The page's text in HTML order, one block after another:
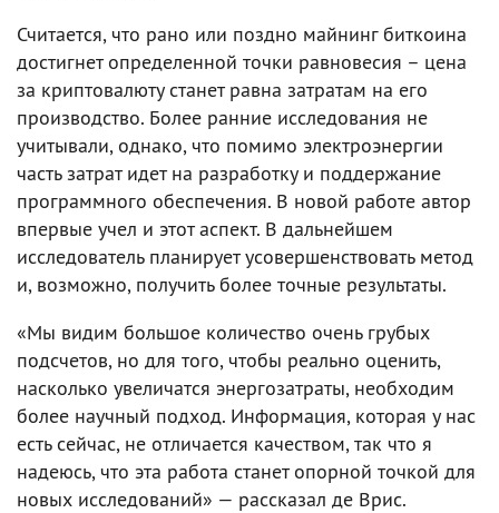
Считается, что рано или поздно майнинг биткоина
достигнет определенной точки равновесия – цена
за криптовалюту станет равна затратам на его
производство. Более ранние исследования не
учитывали, однако, что помимо электроэнергии
часть затрат идет на разработку и поддержание
программного обеспечения. В новой работе автор
впервые учел и этот аспект. В дальнейшем
исследователь планирует усовершенствовать метод
и, возможно, получить более точные результаты.
«Мы видим большое количество очень грубых
подсчетов, но для того, чтобы реально оценить,
насколько увеличатся энергозатраты, необходим
более научный подход. Информация, которая у нас
есть сейчас, не отличается качеством, так что я
надеюсь, что эта работа станет опорной точкой для
новых исследований» — рассказал де Врис.